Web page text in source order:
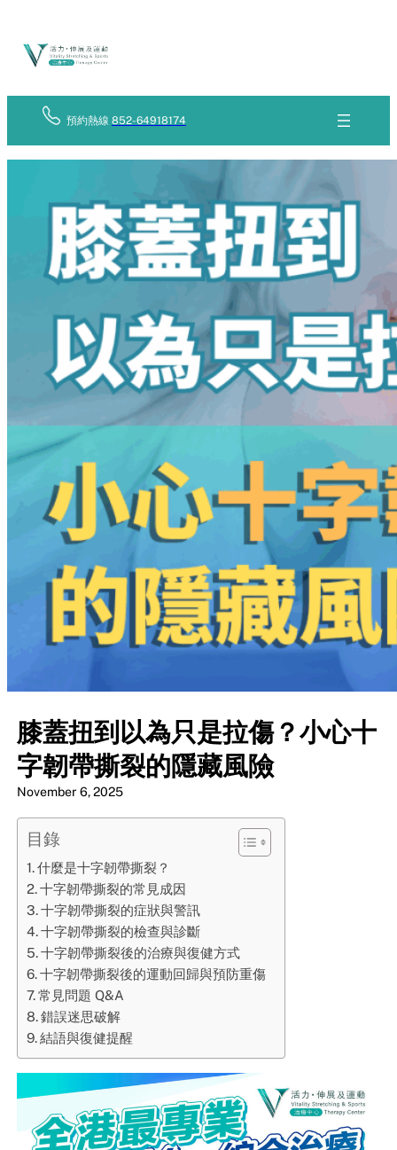
content
預約熱線852-64918174
膝蓋扭到以為只是拉傷？小心十
字韌帶撕裂的隱藏風險
November 6, 2025
目錄
什麼是十字韌帶撕裂？
十字韌帶撕裂的常見成因
十字韌帶撕裂的症狀與警訊
十字韌帶撕裂的檢查與診斷
十字韌帶撕裂後的治療與復健方式
十字韌帶撕裂後的運動回歸與預防重傷
常見問題 Q&A
錯誤迷思破解
結語與復健提醒